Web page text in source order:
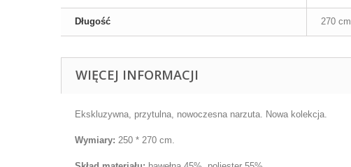
Długość 270 cm
WIĘCEJ INFORMACJI
Ekskluzywna, przytulna, nowoczesna narzuta. Nowa kolekcja.
Wymiary: 250 * 270 cm.